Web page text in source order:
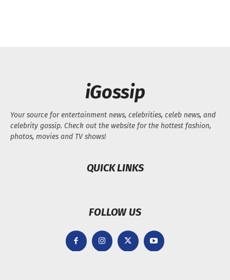
iGossip
Your source for entertainment news, celebrities, celeb news, and
celebrity gossip. Check out the website for the hottest fashion,
photos, movies and TV shows!
QUICK LINKS
FOLLOW US